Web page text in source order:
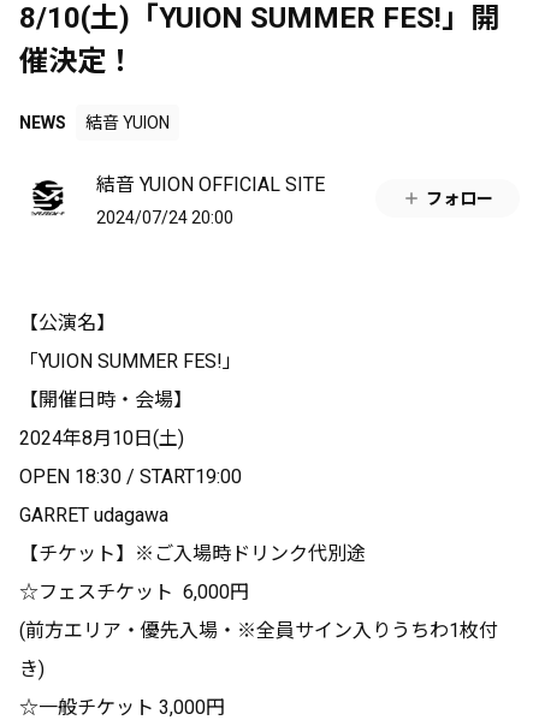
8/10(土)「YUION SUMMER FES!」開
催決定！
NEWS 結音 YUION
結音 YUION OFFICIAL SITE
2024/07/24 20:00
フォロー
【公演名】
「YUION SUMMER FES!」
【開催日時・会場】
2024年8月10日(土)
OPEN 18:30 / START19:00
GARRET udagawa
【チケット】※ご入場時ドリンク代別途
☆フェスチケット 6,000円
(前方エリア・優先入場・※全員サイン入りうちわ1枚付
き)
☆一般チケット 3,000円